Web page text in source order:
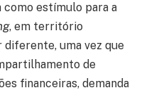
como estímulo para a
, em território
diferente, uma vez que
de
financeiras, demanda